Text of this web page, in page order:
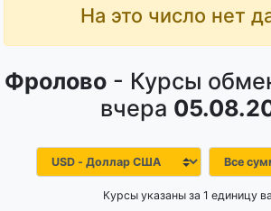
На это число нет
Фролово - Курсы
вчера
Курсы указаны за 1 единицу